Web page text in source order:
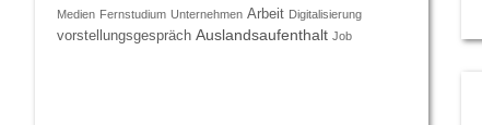
Medien Fernstudium Unternehmen Arbeit Digitalisierung
vorstellungsgespräch Auslandsaufenthalt Job